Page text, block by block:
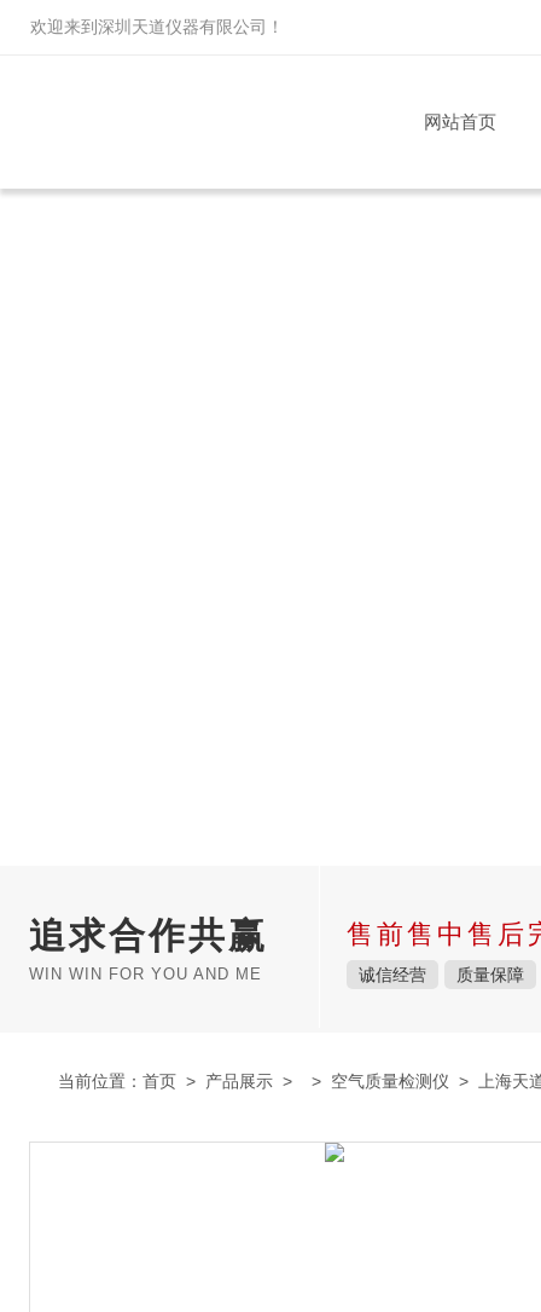
欢迎来到 深圳天道仪器有限公司 ！
网站首页
追求合作共赢
WIN WIN FOR YOU AND ME
售前售中售后
诚信经营 质量保障
当前位置： 首页 > 产品展示 > > 空气质量检测仪 > 上海天